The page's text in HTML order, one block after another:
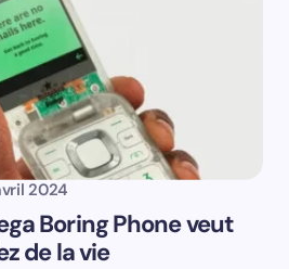
ne sera pas publiée.
sont indiqués avec*
les nouveaux articles par e-
2024
Boring Phone veut
de la vie